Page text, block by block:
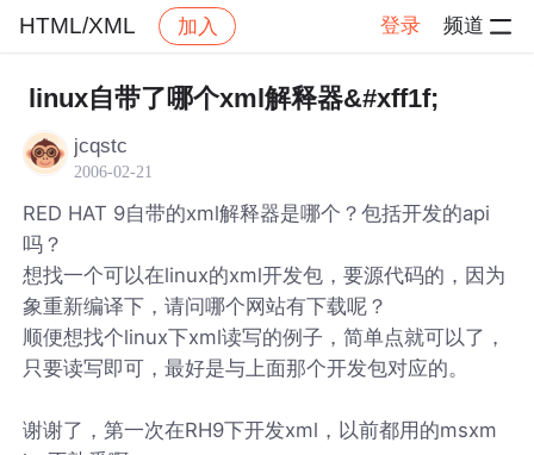
HTML/XML 加入 登录 频道
社区 HTML/XML 帖子详情
linux自带了哪个xml解释器&#xff1f;
jcqstc
2006-02-21
RED HAT 9自带的xml解释器是哪个？包括开发的api
吗？
想找一个可以在linux的xml开发包，要源代码的，因为
象重新编译下，请问哪个网站有下载呢？
顺便想找个linux下xml读写的例子，简单点就可以了，
只要读写即可，最好是与上面那个开发包对应的。
谢谢了，第一次在RH9下开发xml，以前都用的msxm